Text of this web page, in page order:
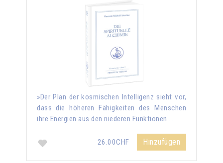
»Der Plan der kosmischen Intelligenz sieht vor,
dass die höheren Fähigkeiten des Menschen
ihre Energien aus den niederen Funktionen …
26.00CHF Hinzufügen